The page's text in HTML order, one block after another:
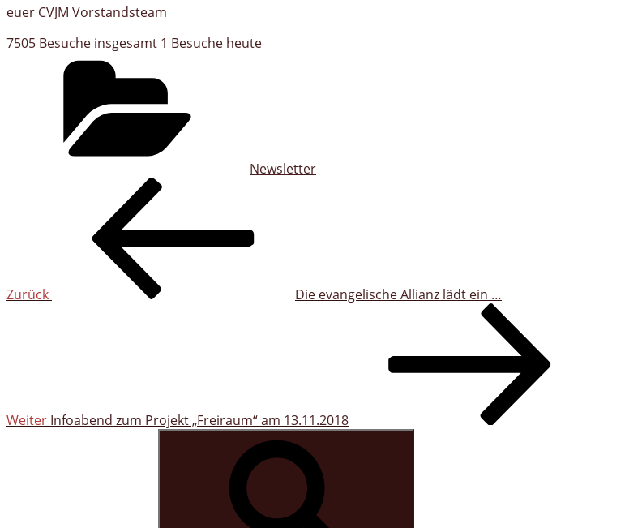
euer CVJM Vorstandsteam
7505 Besuche insgesamt 1 Besuche heute
Newsletter
Beitragsnavigation
Zurück
Die evangelische Allianz lädt ein …
Weiter Infoabend zum Projekt „Freiraum“ am 13.11.2018